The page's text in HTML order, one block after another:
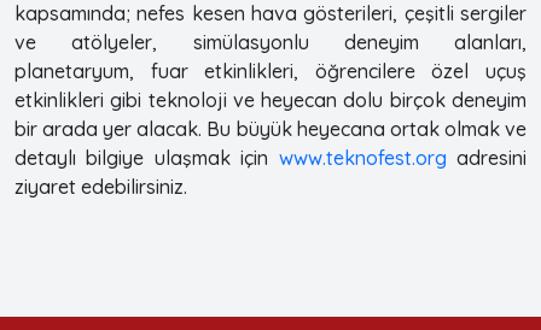
kapsamında; nefes kesen hava gösterileri, çeşitli sergiler
ve atölyeler, simülasyonlu deneyim alanları,
planetaryum, fuar etkinlikleri, öğrencilere özel uçuş
etkinlikleri gibi teknoloji ve heyecan dolu birçok deneyim
bir arada yer alacak. Bu büyük heyecana ortak olmak ve
detaylı bilgiye ulaşmak için www.teknofest.org adresini
ziyaret edebilirsiniz.